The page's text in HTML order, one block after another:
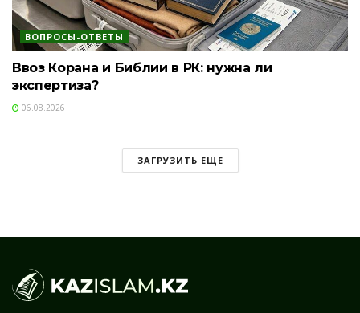
ВОПРОСЫ-ОТВЕТЫ
Ввоз Корана и Библии в РК: нужна ли
экспертиза?
06.08.2026
ЗАГРУЗИТЬ ЕЩЕ